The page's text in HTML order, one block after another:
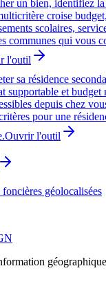
un bien, identifiez
croise
scolaires,
communes qui vous
l'outil
sa résidence
supportable et
depuis chez
pour une
Ouvrir l'outil
géolocalisées